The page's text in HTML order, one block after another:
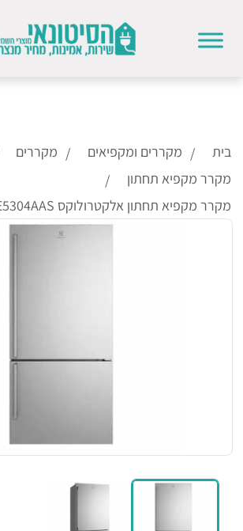
בית מקררים ומקפיאים
מקררים
מקרר מקפיא תחתון
מקרר מקפיא תחתון אלקטרולוקס EBE5304AAS כסוף